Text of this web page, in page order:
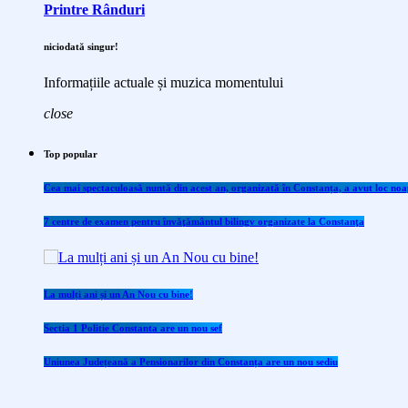
Printre Rânduri
niciodată singur!
Informațiile actuale și muzica momentului
close
Top popular
Cea mai spectaculoasă nuntă din acest an, organizată în Constanța, a avut loc
7 centre de examen pentru învăţământul bilingv organizate la Constanţa
La mulți ani și un An Nou cu bine!
Sectia 1 Politie Constanta are un nou sef
Uniunea Județeană a Pensionarilor din Constanța are un nou sediu